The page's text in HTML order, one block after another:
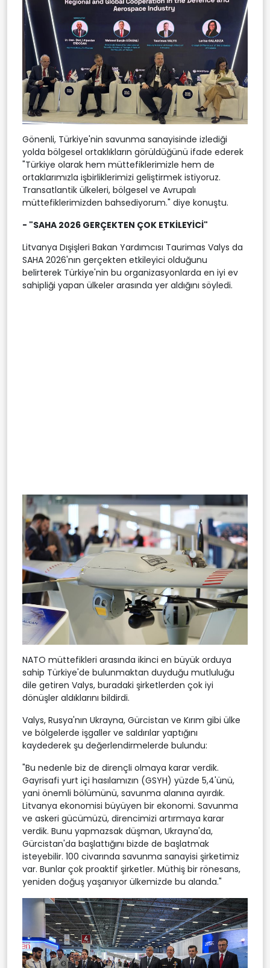
Gönenli, Türkiye'nin savunma sanayisinde izlediği
yolda bölgesel ortaklıkların görüldüğünü ifade ederek
"Türkiye olarak hem müttefiklerimizle hem de
ortaklarımızla işbirliklerimizi geliştirmek istiyoruz.
Transatlantik ülkeleri, bölgesel ve Avrupalı
müttefiklerimizden bahsediyorum." diye konuştu.
- "SAHA 2026 GERÇEKTEN ÇOK ETKİLEYİCİ"
Litvanya Dışişleri Bakan Yardımcısı Taurimas Valys da
SAHA 2026'nın gerçekten etkileyici olduğunu
belirterek Türkiye'nin bu organizasyonlarda en iyi ev
sahipliği yapan ülkeler arasında yer aldığını söyledi.
NATO müttefikleri arasında ikinci en büyük orduya
sahip Türkiye'de bulunmaktan duyduğu mutluluğu
dile getiren Valys, buradaki şirketlerden çok iyi
dönüşler aldıklarını bildirdi.
Valys, Rusya'nın Ukrayna, Gürcistan ve Kırım gibi ülke
ve bölgelerde işgaller ve saldırılar yaptığını
kaydederek şu değerlendirmelerde bulundu:
"Bu nedenle biz de dirençli olmaya karar verdik.
Gayrisafi yurt içi hasılamızın (GSYH) yüzde 5,4'ünü,
yani önemli bölümünü, savunma alanına ayırdık.
Litvanya ekonomisi büyüyen bir ekonomi. Savunma
ve askeri gücümüzü, direncimizi artırmaya karar
verdik. Bunu yapmazsak düşman, Ukrayna'da,
Gürcistan'da başlattığını bizde de başlatmak
isteyebilir. 100 civarında savunma sanayisi şirketimiz
var. Bunlar çok proaktif şirketler. Müthiş bir rönesans,
yeniden doğuş yaşanıyor ülkemizde bu alanda."